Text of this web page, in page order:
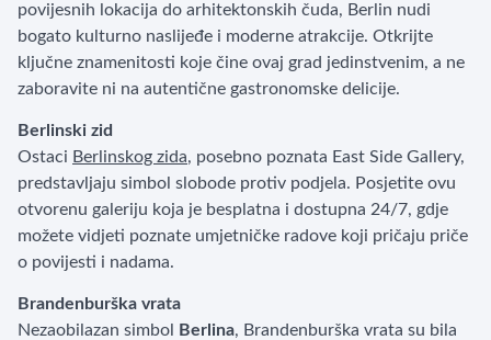
povijesnih lokacija do arhitektonskih čuda, Berlin nudi
bogato kulturno naslijeđe i moderne atrakcije. Otkrijte
ključne znamenitosti koje čine ovaj grad jedinstvenim, a ne
zaboravite ni na autentične gastronomske delicije.
Berlinski zid
Ostaci Berlinskog zida, posebno poznata East Side Gallery,
predstavljaju simbol slobode protiv podjela. Posjetite ovu
otvorenu galeriju koja je besplatna i dostupna 24/7, gdje
možete vidjeti poznate umjetničke radove koji pričaju priče
o povijesti i nadama.
Brandenburška vrata
Nezaobilazan simbol
Berlina, Brandenburška vrata su bila